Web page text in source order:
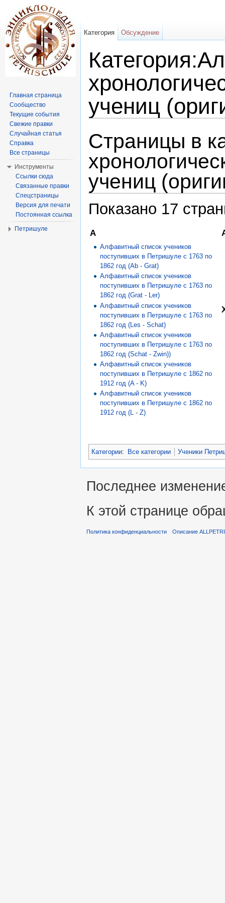
учениц
Страницы в
учениц
Показано 17
А
Алфавитный список учеников
поступивших в Петришуле с 1763 по
1862 год (Ab - Grat)
Алфавитный список учеников
поступивших в Петришуле с 1763 по
1862 год (Grat - Ler)
Алфавитный список учеников
поступивших в Петришуле с 1763 по
1862 год (Les - Schat)
Алфавитный список учеников
поступивших в Петришуле с 1763 по
1862 год (Schat - Zwin))
Алфавитный список учеников
поступивших в Петришуле с 1862 по
1912 год (A - K)
Алфавитный список учеников
поступивших в Петришуле с 1862 по
1912 год (L - Z)
Категории: Все категории Ученики
Категория Обсуждение
Главная страница
Сообщество
Текущие события
Свежие правки
Случайная статья
Справка
Все страницы
Инструменты
Ссылки сюда
Связанные правки
Спецстраницы
Версия для печати
Постоянная ссылка
Петришуле
Последнее
К этой странице
Политика конфиденциальности Описание